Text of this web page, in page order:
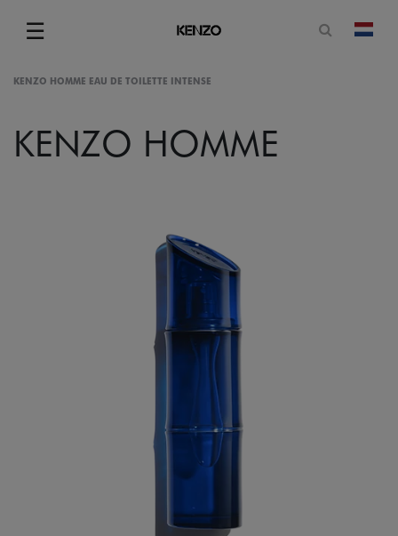
☰
Menu
Open
KENZO HOMME EAU DE TOILETTE INTENSE
KENZO HOMME